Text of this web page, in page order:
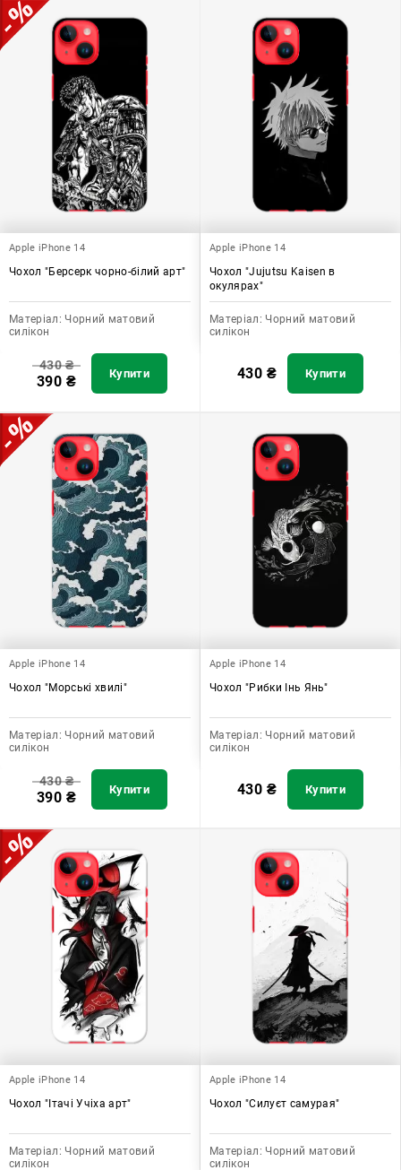
Apple iPhone 14
Чохол "Берсерк чорно-білий арт"
Матеріал: Чорний матовий
силікон
430₴
390 ₴ Купити
Apple iPhone 14
Чохол "Jujutsu Kaisen в
окулярах"
Матеріал: Чорний матовий
силікон
430 ₴ Купити
Apple iPhone 14
Чохол "Морські хвилі"
Матеріал: Чорний матовий
силікон
430₴
390 ₴ Купити
Apple iPhone 14
Чохол "Рибки Інь Янь"
Матеріал: Чорний матовий
силікон
430 ₴ Купити
Apple iPhone 14
Чохол "Ітачі Учіха арт"
Матеріал: Чорний матовий
силікон
Apple iPhone 14
Чохол "Силуєт самурая"
Матеріал: Чорний матовий
силікон